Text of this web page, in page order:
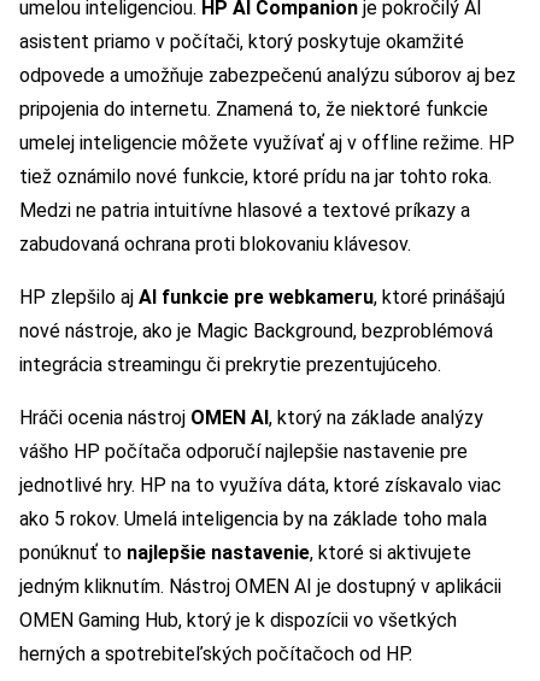
umelou inteligenciou. HP AI Companion je pokročilý AI
asistent priamo v počítači, ktorý poskytuje okamžité
odpovede a umožňuje zabezpečenú analýzu súborov aj bez
pripojenia do internetu. Znamená to, že niektoré funkcie
umelej inteligencie môžete využívať aj v offline režime. HP
tiež oznámilo nové funkcie, ktoré prídu na jar tohto roka.
Medzi ne patria intuitívne hlasové a textové príkazy a
zabudovaná ochrana proti blokovaniu klávesov.
HP zlepšilo aj AI funkcie pre webkameru, ktoré prinášajú
nové nástroje, ako je Magic Background, bezproblémová
integrácia streamingu či prekrytie prezentujúceho.
Hráči ocenia nástroj OMEN AI, ktorý na základe analýzy
vášho HP počítača odporučí najlepšie nastavenie pre
jednotlivé hry. HP na to využíva dáta, ktoré získavalo viac
ako 5 rokov. Umelá inteligencia by na základe toho mala
ponúknuť to najlepšie nastavenie, ktoré si aktivujete
jedným kliknutím. Nástroj OMEN AI je dostupný v aplikácii
OMEN Gaming Hub, ktorý je k dispozícii vo všetkých
herných a spotrebiteľských počítačoch od HP.